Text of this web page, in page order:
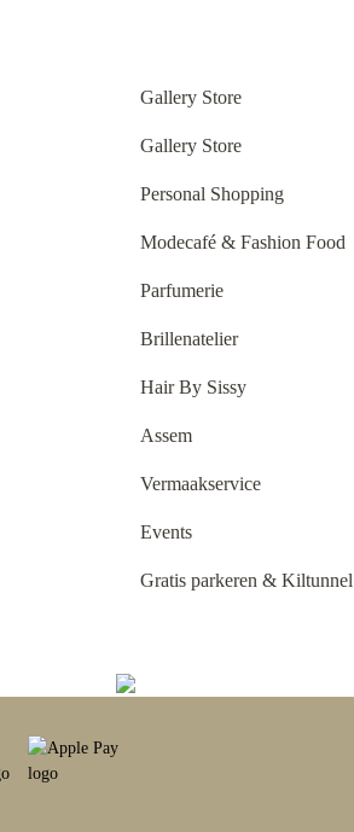
Gallery Store
Gallery Store
Personal Shopping
Modecafé & Fashion Food
Parfumerie
Brillenatelier
Hair By Sissy
Assem
Vermaakservice
Events
Gratis parkeren & Kiltunnel